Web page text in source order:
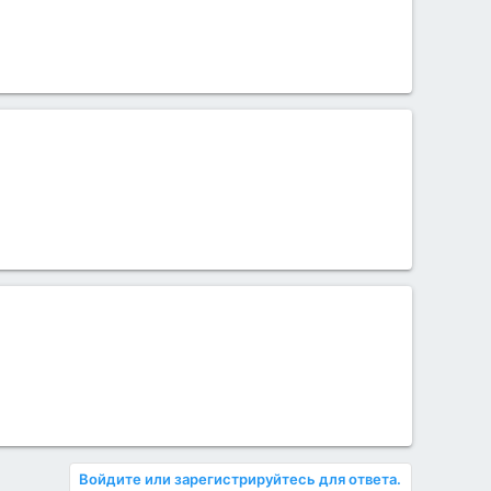
Войдите или зарегистрируйтесь для ответа.